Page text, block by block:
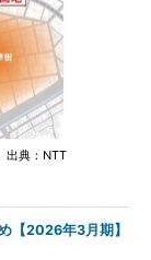
出典：NTT
【2026年3月期】